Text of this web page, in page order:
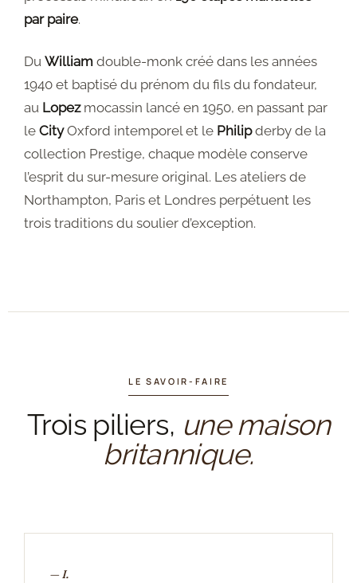
par paire.
Du William double-monk créé dans les années
1940 et baptisé du prénom du fils du fondateur,
au Lopezmocassin lancé en 1950, en passant par
le CityOxford intemporel et le Philipderby de la
collection Prestige, chaque modèle conserve
l’esprit du sur-mesure original. Les ateliers de
Northampton, Paris et Londres perpétuent les
trois traditions du soulier d’exception.
LE SAVOIR-FAIRE
Trois piliers, une maison
britannique.
— I.